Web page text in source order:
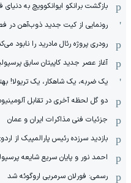
بازگشت برانکو ایوانکوویچ به دنیای
رونمایی از کیت جدید ذوب‌آهن در
رودری پروژه رئال مادرید را نابود
آغاز عصر جدید کاپیتان سابق
یک ضربه، یک شاهکار، یک تریولا!
دو گل لحظه آخری در تقابل
جزئیات فنی مذاکرات ایران و عمان
بازدید سرزده رئیس پارالمپیک از
احمد نور و پایان سریع شایعه
رسمی: فورلان سرمربی اروگوئه شد